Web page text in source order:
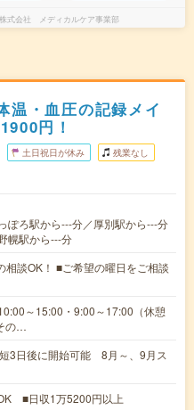
式会社 メディカルケア事業部
・血圧の記録メイ
円！
土日祝日が休み 残業なし
ぽろ駅から---分／厚別駅から---分
幌駅から---分
相談OK！ ■ご希望の曜日をご相談
～15:00・9:00～17:00（休憩
の…
3日後に開始可能 8月～、9月ス
■日収1万5200円以上